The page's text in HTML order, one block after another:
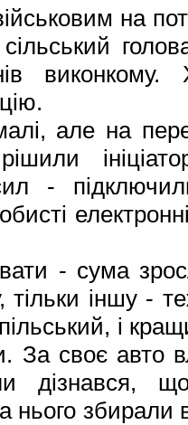
на
але на
-
- сума
тільки іншу -
і
За своє авто
що
нього